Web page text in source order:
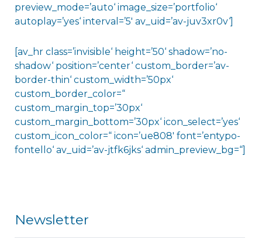
preview_mode=’auto‘ image_size=’portfolio‘
autoplay=’yes‘ interval=’5′ av_uid=’av-juv3xr0v‘]
[av_hr class=’invisible‘ height=’50‘ shadow=’no-
shadow‘ position=’center‘ custom_border=’av-
border-thin‘ custom_width=’50px‘
custom_border_color=“
custom_margin_top=’30px‘
custom_margin_bottom=’30px‘ icon_select=’yes‘
custom_icon_color=“ icon=’ue808′ font=’entypo-
fontello‘ av_uid=’av-jtfk6jks‘ admin_preview_bg=“]
Newsletter